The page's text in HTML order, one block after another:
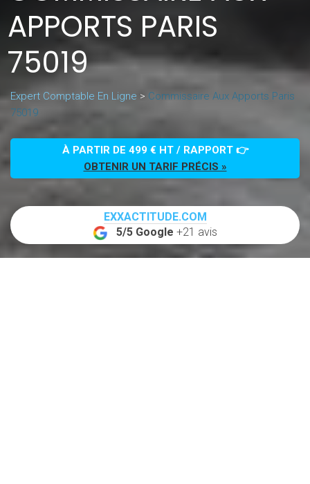
APPORTS PARIS
75019
Expert Comptable En Ligne > Commissaire Aux Apports Paris
75019
À PARTIR DE 499 € HT / RAPPORT 👉
OBTENIR UN TARIF PRÉCIS »
EXXACTITUDE.COM
5/5 Google +21 avis